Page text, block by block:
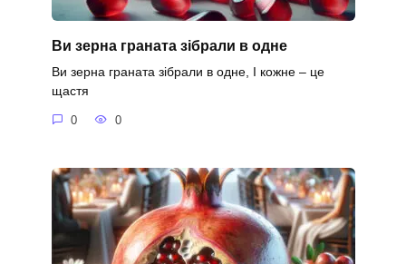
Ви зерна граната зібрали в одне
Ви зерна граната зібрали в одне, І кожне – це
щастя
0 0